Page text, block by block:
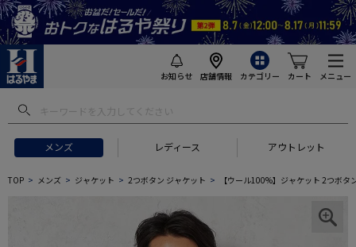
お知らせ 店舗情報 カテゴリー カート メニュー
メンズ レディース アウトレット
TOP メンズ ジャケット 2つボタン ジャケット 【ウール100%】ジャケット 2つボタ